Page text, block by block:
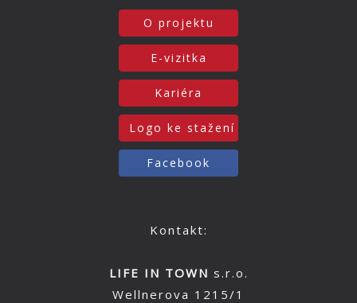
O projektu
E-vizitka
Kariéra
Logo ke stažení
Facebook
Kontakt:
LIFE IN TOWN s.r.o.
Wellnerova 1215/1